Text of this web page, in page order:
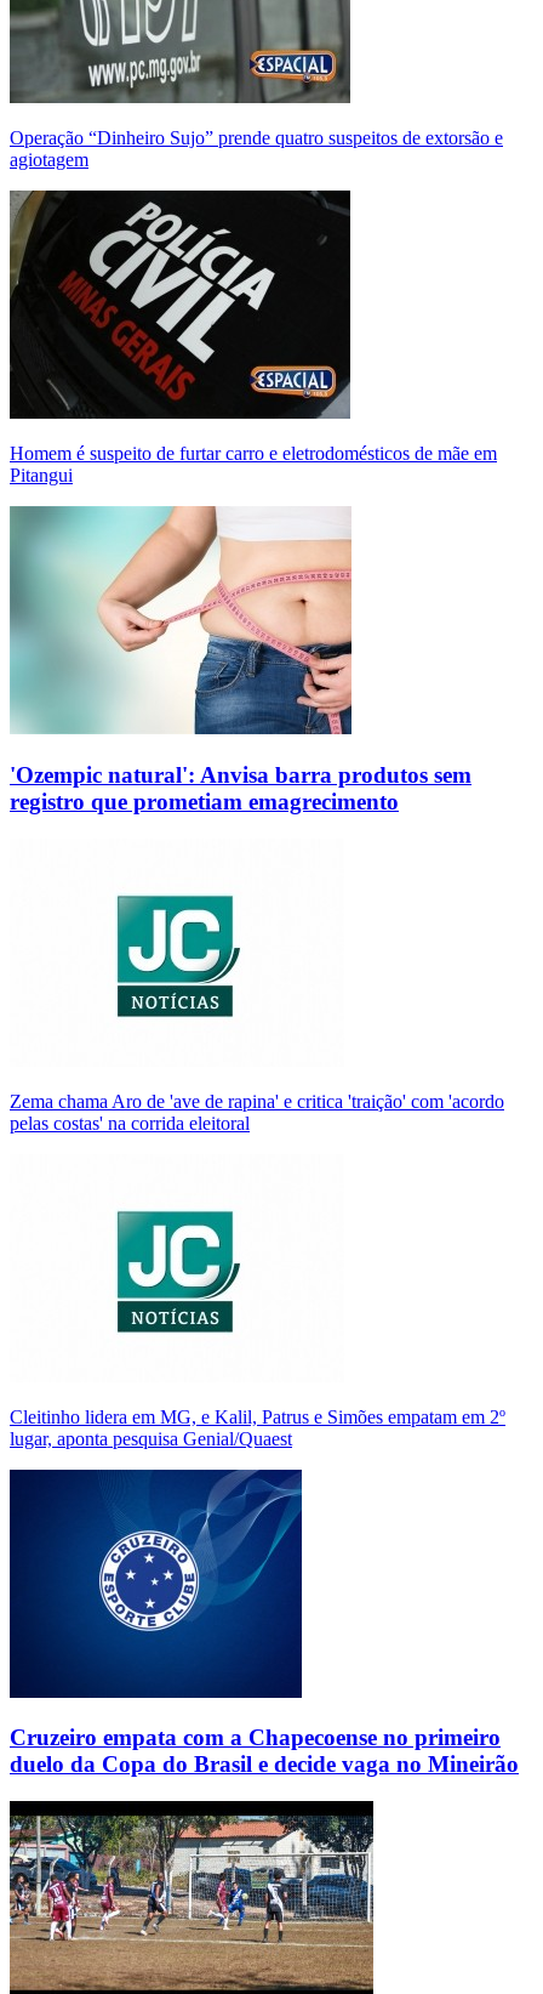
Operação “Dinheiro Sujo” prende quatro suspeitos de extorsão e
agiotagem
Homem é suspeito de furtar carro e eletrodomésticos de mãe em
Pitangui
'Ozempic natural': Anvisa barra produtos sem
registro que prometiam emagrecimento
Zema chama Aro de 'ave de rapina' e critica 'traição' com 'acordo
pelas costas' na corrida eleitoral
Cleitinho lidera em MG, e Kalil, Patrus e Simões empatam em 2º
lugar, aponta pesquisa Genial/Quaest
Cruzeiro empata com a Chapecoense no primeiro
duelo da Copa do Brasil e decide vaga no Mineirão